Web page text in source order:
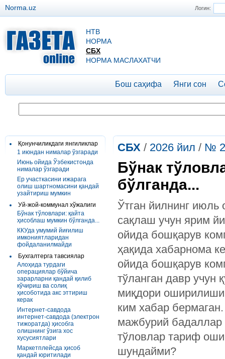
Логин:
Norma.uz
НТВ
НОРМА
СБХ
НОРМА МАСЛАХАТЧИ
Бош саҳифа Янги сон
Қонунчиликдаги янгиликлар
1 июндан нималар ўзгаради
Июнь ойида Ўзбекистонда
нималар ўзгаради
Ер участкасини ижарага
олиш шартномасини қандай
узайтириш мумкин
Уй-жой-коммунал хўжалиги
Бўнак тўловлари: қайта
ҳисоблаш мумкин бўлганда...
ККУда умумий йиғилиш
имкониятларидан
фойдаланилмайди
Бухгалтерга тавсиялар
Алоҳида турдаги
операциялар бўйича
зарарларни қандай қилиб
кўчириш ва солиқ
ҳисоботида акс эттириш
керак
Интернет-савдода
интернет-савдода (электрон
тижоратда) ҳисобга
олишнинг ўзига хос
хусусиятлари
Маркетплейсда ҳисоб
қандай юритилади
СБХ / 2026 йил / №
Бўнак
бўлганда...
Ўтган йилнинг июль
сақлаш учун ярим
ойида бошқарув
ҳақида хабарнома
ойида бошқарув
тўланган давр учун
миқдори оширилиши
ким хабар
мажбурий бадаллар
тўловлар тариф
шундайми?